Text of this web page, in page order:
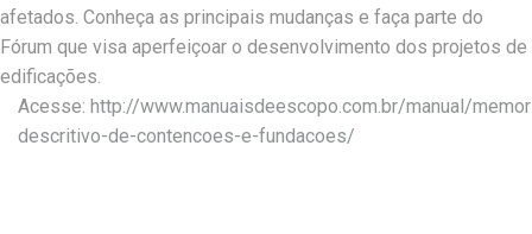
afetados. Conheça as principais mudanças e faça parte do
Fórum que visa aperfeiçoar o desenvolvimento dos projetos de
edificações.
Acesse: http://www.manuaisdeescopo.com.br/manual/
descritivo-de-contencoes-e-fundacoes/